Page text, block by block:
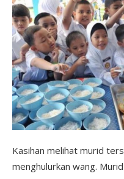
Kasihan melihat murid
menghulurkan wang.